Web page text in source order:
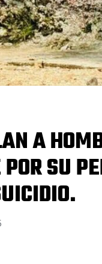
A
SU